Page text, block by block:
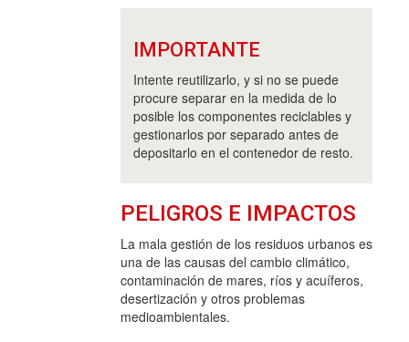
IMPORTANTE
Intente reutilizarlo, y si no se puede
procure separar en la medida de lo
posible los componentes reciclables y
gestionarlos por separado antes de
depositarlo en el contenedor de resto.
PELIGROS E IMPACTOS
La mala gestión de los residuos urbanos es
una de las causas del cambio climático,
contaminación de mares, ríos y acuíferos,
desertización y otros problemas
medioambientales.